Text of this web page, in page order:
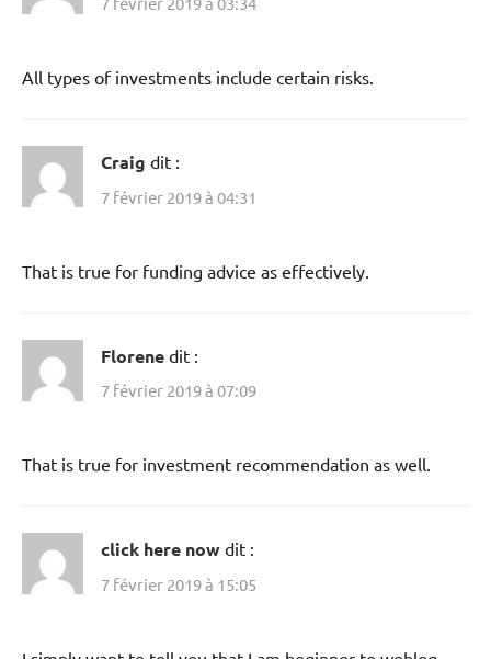
All types of investments include certain risks.
Craig dit :
7 février 2019 à 04:31
That is true for funding advice as effectively.
Florene dit :
7 février 2019 à 07:09
That is true for investment recommendation as well.
click here now dit :
7 février 2019 à 15:05